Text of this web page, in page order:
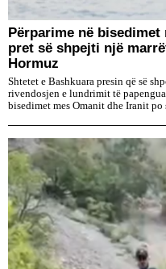
Përparime në
pret së shpejti një
Hormuz
Shtetet e Bashkuara presin që së
rivendosjen e lundrimit të
bisedimet mes Omanit dhe Iranit po